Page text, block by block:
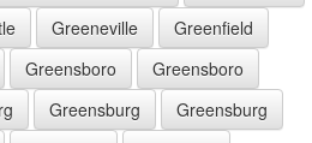
Greeneville
Greenfield
Greensboro
Greensboro
Greensburg
Greensburg